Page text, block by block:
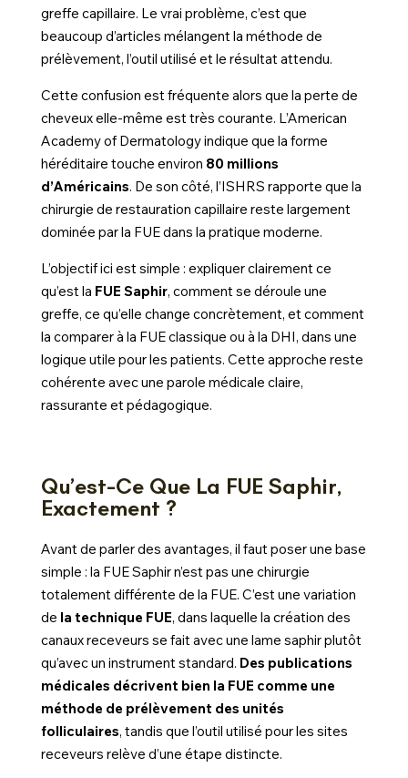
greffe capillaire. Le vrai problème, c’est que
beaucoup d’articles mélangent la méthode de
prélèvement, l’outil utilisé et le résultat attendu.
Cette confusion est fréquente alors que la perte de
cheveux elle-même est très courante. L’American
Academy of Dermatology indique que la forme
héréditaire touche environ 80 millions
d’Américains. De son côté, l’ISHRS rapporte que la
chirurgie de restauration capillaire reste largement
dominée par la FUE dans la pratique moderne.
L’objectif ici est simple : expliquer clairement ce
qu’est la FUE Saphir, comment se déroule une
greffe, ce qu’elle change concrètement, et comment
la comparer à la FUE classique ou à la DHI, dans une
logique utile pour les patients. Cette approche reste
cohérente avec une parole médicale claire,
rassurante et pédagogique.
Qu’est-Ce Que La FUE Saphir,
Exactement ?
Avant de parler des avantages, il faut poser une base
simple : la FUE Saphir n’est pas une chirurgie
totalement différente de la FUE. C’est une variation
de la technique FUE, dans laquelle la création des
canaux receveurs se fait avec une lame saphir plutôt
qu’avec un instrument standard. Des publications
médicales décrivent bien la FUE comme une
méthode de prélèvement des unités
folliculaires, tandis que l’outil utilisé pour les sites
receveurs relève d’une étape distincte.